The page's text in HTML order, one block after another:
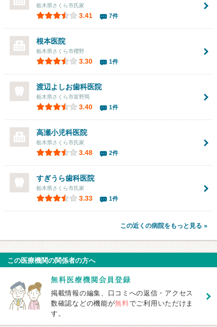
栃木県さくら市氏家
3.41 7件
根本医院
栃木県さくら市櫻野
3.30 1件
渡辺よしお歯科医院
栃木県さくら市富野岡
3.40 1件
高瀬小児科医院
栃木県さくら市氏家
3.48 2件
すぎうら歯科医院
栃木県さくら市氏家
3.33 1件
この近くの病院をもっと見る »
この医療機関の関係者の方へ
掲載情報の編集、口コミへの返信・アクセス
数確認などの機能が無料でご利用いただけま
す。